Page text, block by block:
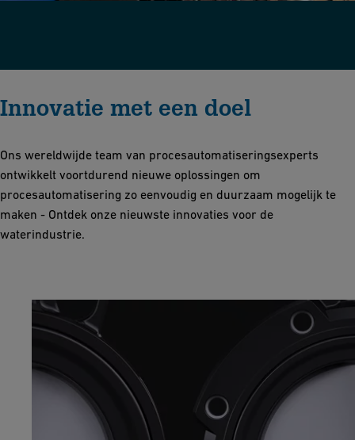
Innovatie met een doel
Ons wereldwijde team van procesautomatiseringsexperts
ontwikkelt voortdurend nieuwe oplossingen om
procesautomatisering zo eenvoudig en duurzaam mogelijk te
maken - Ontdek onze nieuwste innovaties voor de
waterindustrie.